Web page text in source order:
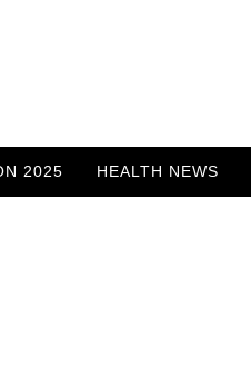
2025 HEALTH NEWS